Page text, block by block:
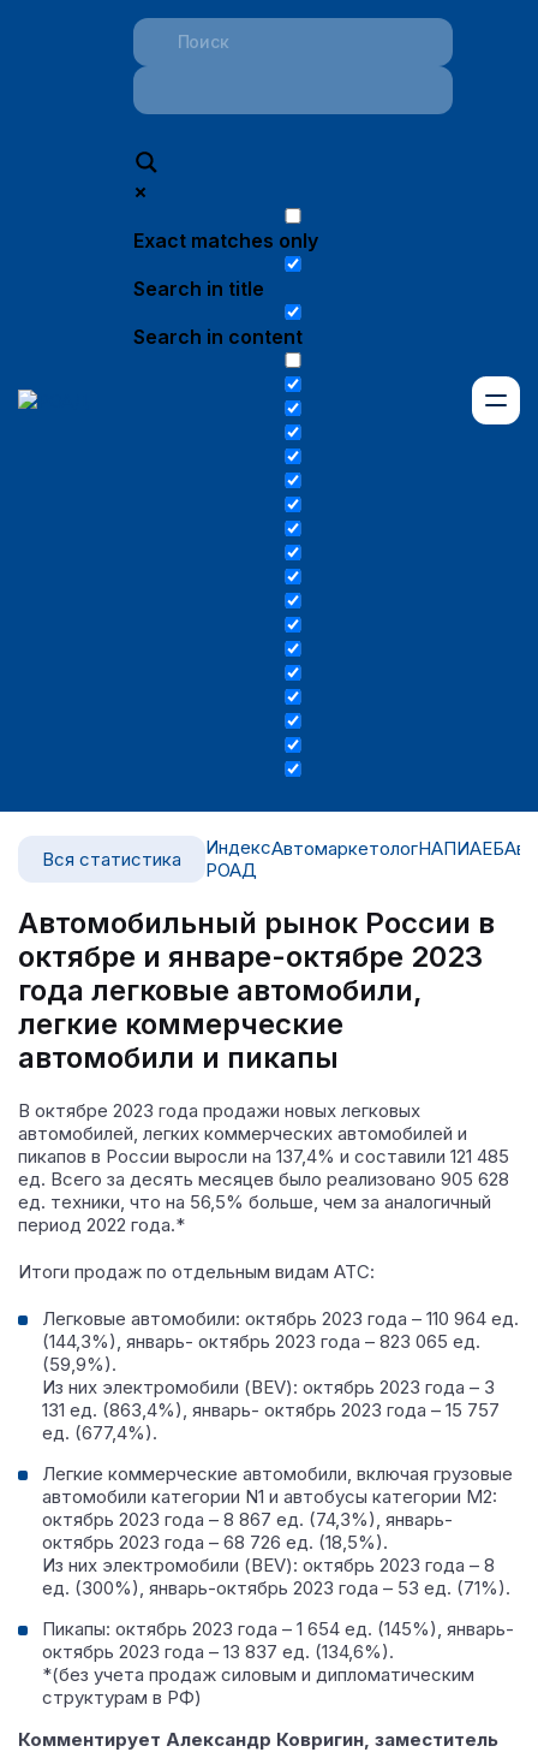
Exact matches only
Search in title
Search in content
Вся статистика
Индекс
РОАД
АвтомаркетологНАПИАЕБ
Автомобильный рынок России в
октябре и январе-октябре 2023
года легковые автомобили,
легкие коммерческие
автомобили и пикапы
В октябре 2023 года продажи новых легковых
автомобилей, легких коммерческих автомобилей и
пикапов в России выросли на 137,4% и составили 121 485
ед. Всего за десять месяцев было реализовано 905 628
ед. техники, что на 56,5% больше, чем за аналогичный
период 2022 года.*
Итоги продаж по отдельным видам АТС:
Легковые автомобили: октябрь 2023 года – 110 964 ед.
(144,3%), январь- октябрь 2023 года – 823 065 ед.
(59,9%).
Из них электромобили (BEV): октябрь 2023 года – 3
131 ед. (863,4%), январь- октябрь 2023 года – 15 757
ед. (677,4%).
Легкие коммерческие автомобили, включая грузовые
автомобили категории N1 и автобусы категории M2:
октябрь 2023 года – 8 867 ед. (74,3%), январь-
октябрь 2023 года – 68 726 ед. (18,5%).
Из них электромобили (BEV): октябрь 2023 года – 8
ед. (300%), январь-октябрь 2023 года – 53 ед. (71%).
Пикапы: октябрь 2023 года – 1 654 ед. (145%), январь-
октябрь 2023 года – 13 837 ед. (134,6%).
*(без учета продаж силовым и дипломатическим
структурам в РФ)
Комментирует Александр Ковригин, заместитель